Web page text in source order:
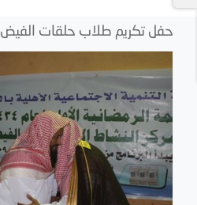
حفل تكريم طلاب حلقات الفيض134